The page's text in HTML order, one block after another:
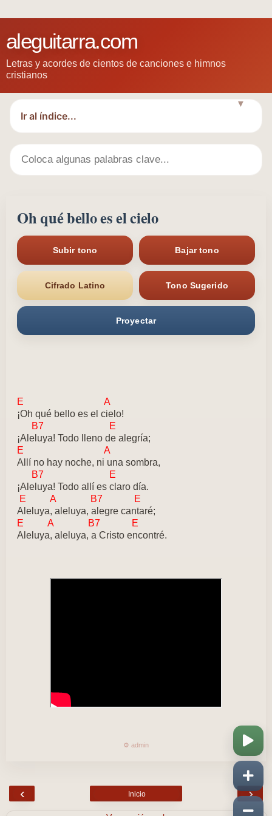
aleguitarra.com
Letras y acordes de cientos de canciones e himnos
cristianos
▼
Oh qué bello es el cielo
Subir tono Bajar tono
Cifrado Latino Tono Sugerido
Proyectar
E A
¡Oh qué bello es el cielo!
B7 E
¡Aleluya! Todo lleno de alegría;
E A
Allí no hay noche, ni una sombra,
B7 E
¡Aleluya! Todo allí es claro día.
E A B7 E
Aleluya, aleluya, alegre cantaré;
E A B7 E
Aleluya, aleluya, a Cristo encontré.
⚙️ admin
‹ ›
Inicio